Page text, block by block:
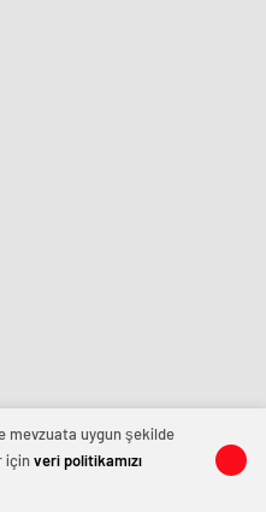
mevzuata uygun şekilde
içinveri politikamızı